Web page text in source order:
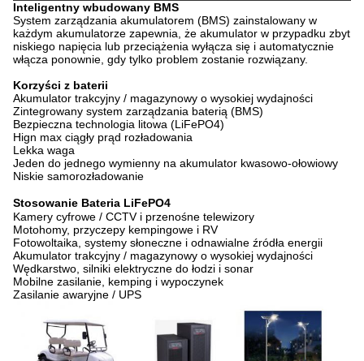
Inteligentny wbudowany BMS
System zarządzania akumulatorem (BMS) zainstalowany w
każdym akumulatorze zapewnia, że ​​akumulator w przypadku zbyt
niskiego napięcia lub przeciążenia wyłącza się i automatycznie
włącza ponownie, gdy tylko problem zostanie rozwiązany.
Korzyści z baterii
Akumulator trakcyjny / magazynowy o wysokiej wydajności
Zintegrowany system zarządzania baterią (BMS)
Bezpieczna technologia litowa (LiFePO4)
Hign max ciągły prąd rozładowania
Lekka waga
Jeden do jednego wymienny na akumulator kwasowo-ołowiowy
Niskie samorozładowanie
Stosowanie Bateria LiFePO4
Kamery cyfrowe / CCTV i przenośne telewizory
Motohomy, przyczepy kempingowe i RV
Fotowoltaika, systemy słoneczne i odnawialne źródła energii
Akumulator trakcyjny / magazynowy o wysokiej wydajności
Wędkarstwo, silniki elektryczne do łodzi i sonar
Mobilne zasilanie, kemping i wypoczynek
Zasilanie awaryjne / UPS